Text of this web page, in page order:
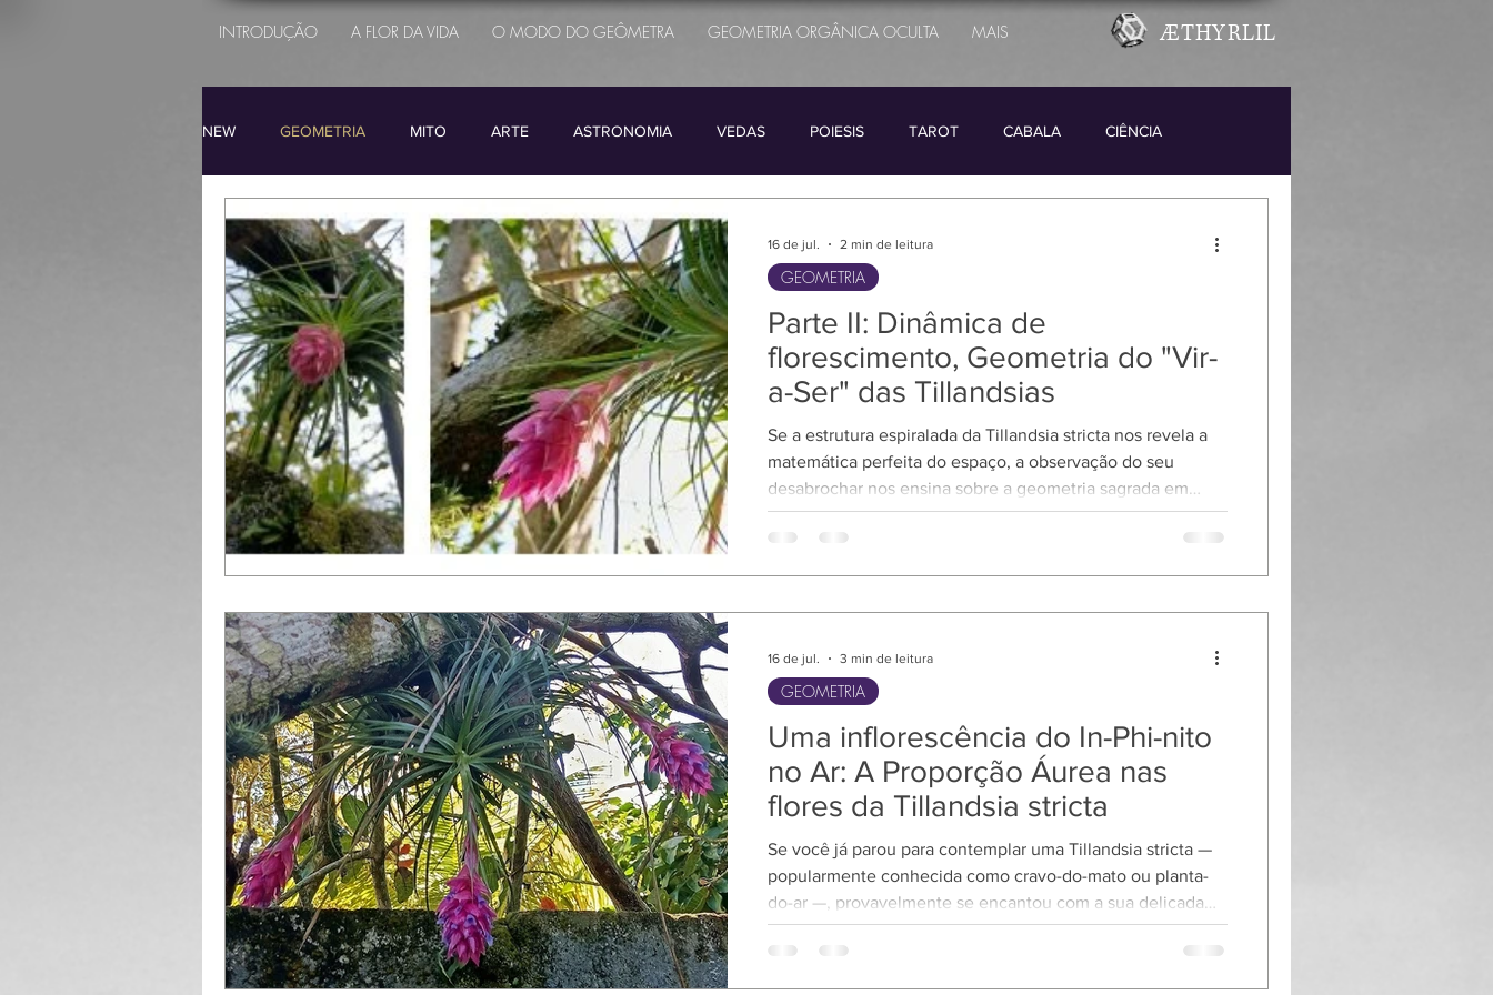
INTRODUÇÃO A FLOR DA VIDA O MODO DO GEÔMETRA GEOMETRIA ORGÂNICA OCULTA MAIS ÆTHYRLIL
NEW GEOMETRIA MITO ARTE ASTRONOMIA VEDAS POIESIS TAROT CABALA CIÊNCIA
ASTROLOGIA OCULTISMO HISTORIA ETIMOLOGIA
Parte II: Dinâmica de
florescimento, Geometria do "Vir-
a-Ser" das Tillandsias
Se a estrutura espiralada da Tillandsia stricta nos revela a
matemática perfeita do espaço, a observação do seu
desabrochar nos ensina sobre a geometria sagrada em
movimento através do tempo. O registro sequencial do
crescimento desta inflorescência é, na verdade, a
GEOMETRIA
16 de jul. 2 min de leitura
Uma inflorescência do In-Phi-nito
no Ar: A Proporção Áurea nas
flores da Tillandsia stricta
Se você já parou para contemplar uma Tillandsia stricta —
popularmente conhecida como cravo-do-mato ou planta-
do-ar —, provavelmente se encantou com a sua delicada
inflorescência de brácteas cor-de-rosa e flores azul-violeta.
Mas o que os nossos olhos percebem como mera beleza
GEOMETRIA
16 de jul. 3 min de leitura